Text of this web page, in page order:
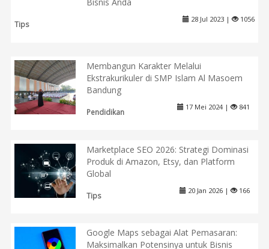
Tips
28 Jul 2023 | 1056
Membangun Karakter Melalui
Ekstrakurikuler di SMP Islam Al Masoem
Bandung
Pendidikan
17 Mei 2024 | 841
Marketplace SEO 2026: Strategi Dominasi
Produk di Amazon, Etsy, dan Platform
Global
Tips
20 Jan 2026 | 166
Google Maps sebagai Alat Pemasaran:
Maksimalkan Potensinya untuk Bisnis